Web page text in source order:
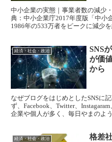
中小企業の実態｜事業者数の減少
典：中小企業庁2017年度版「中小
1986年の533万者をピークに減少
経済・社会・政治
SNS
が価
から
なぜブログをはじめとしたSNSに
ず、Facebook、Twitter、
企業や個人が多く、毎日やまのよ
経済・社会・政治
格差